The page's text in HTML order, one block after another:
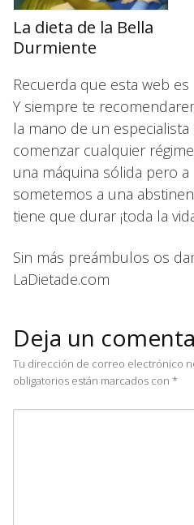
La dieta de la Bella
Durmiente
Recuerda que esta web
Y siempre te
la mano de un
comenzar cualquier
una máquina sólida pero a
sometemos a una
tiene que durar ¡toda la
Sin más preámbulos os
LaDietade.com
Deja un
Tu dirección de correo electrónico
obligatorios están marcados con *